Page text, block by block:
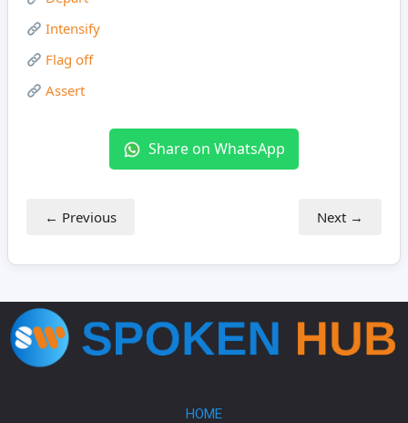
Intensify
Flag off
Assert
Share on WhatsApp
← Previous Next →
HOME